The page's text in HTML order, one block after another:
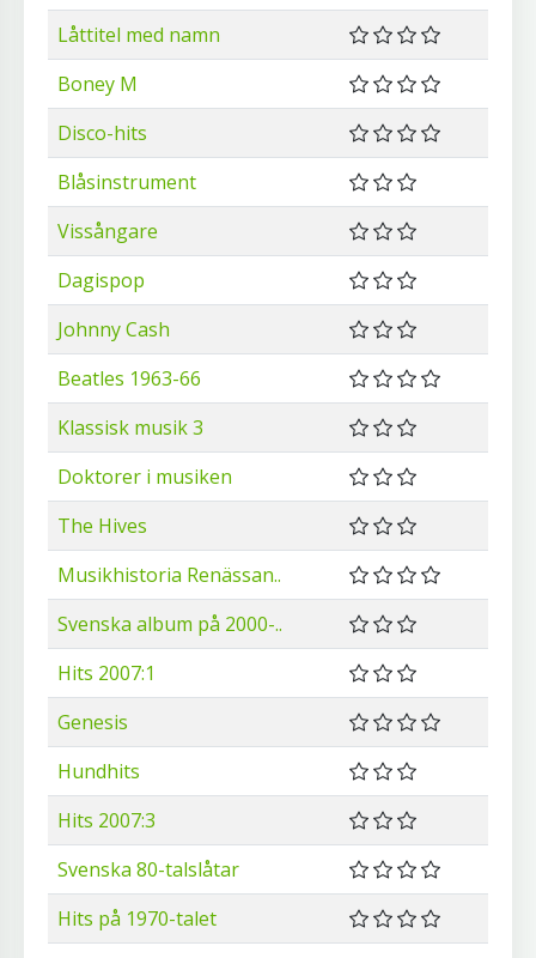
Låttitel med namn
Boney M
Disco-hits
Blåsinstrument
Vissångare
Dagispop
Johnny Cash
Beatles 1963-66
Klassisk musik 3
Doktorer i musiken
The Hives
Musikhistoria Renässan..
Svenska album på 2000-..
Hits 2007:1
Genesis
Hundhits
Hits 2007:3
Svenska 80-talslåtar
Hits på 1970-talet